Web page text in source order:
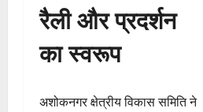
रैली और प्रदर्शन
का स्वरूप
अशोकनगर क्षेत्रीय विकास समिति ने